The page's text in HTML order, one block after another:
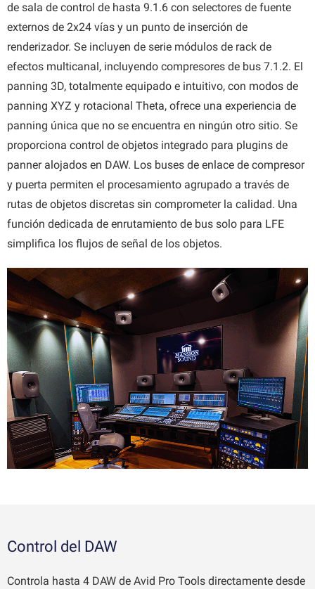
de sala de control de hasta 9.1.6 con selectores de fuente
externos de 2x24 vías y un punto de inserción de
renderizador. Se incluyen de serie módulos de rack de
efectos multicanal, incluyendo compresores de bus 7.1.2. El
panning 3D, totalmente equipado e intuitivo, con modos de
panning XYZ y rotacional Theta, ofrece una experiencia de
panning única que no se encuentra en ningún otro sitio. Se
proporciona control de objetos integrado para plugins de
panner alojados en DAW. Los buses de enlace de compresor
y puerta permiten el procesamiento agrupado a través de
rutas de objetos discretas sin comprometer la calidad. Una
función dedicada de enrutamiento de bus solo para LFE
simplifica los flujos de señal de los objetos.
Control del DAW
Controla hasta 4 DAW de Avid Pro Tools directamente desde